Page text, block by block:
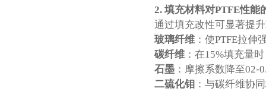
2. 填充材料对PTFE性能
通过填充改性可显著提升
玻璃纤维 ：使PTFE拉伸
碳纤维 ：在15%填充量
石墨 ：摩擦系数降至02-
二硫化钼 ：与碳纤维协